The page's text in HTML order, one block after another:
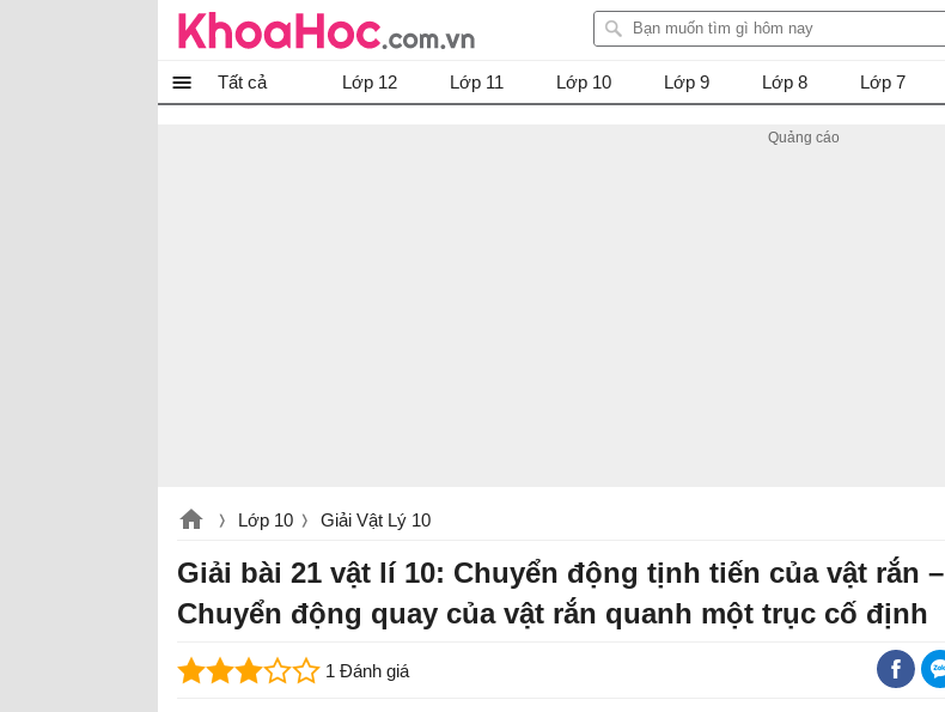
Tất cả Lớp 12 Lớp 11 Lớp 10 Lớp 9 Lớp 8 Lớp 7
Lớp 10 Giải Vật Lý 10
Giải bài 21 vật lí 10: Chuyển động tịnh tiến của vật rắn –
Chuyển động quay của vật rắn quanh một trục cố định
1 Đánh giá